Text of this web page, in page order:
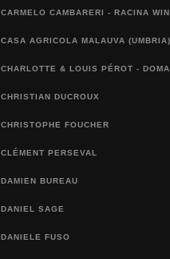
CARMELO CAMBARERI - RACINA
CASA AGRICOLA MALAUVA (UMBRIA)
CHARLOTTE & LOUIS PÉROT -
CHRISTIAN DUCROUX
CHRISTOPHE FOUCHER
CLÉMENT PERSEVAL
DAMIEN BUREAU
DANIEL SAGE
DANIELE FUSO